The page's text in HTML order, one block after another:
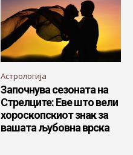
Астрологија
Започнува сезоната на
Стрелците: Еве што вели
хороскопскиот знак за
вашата љубовна врска